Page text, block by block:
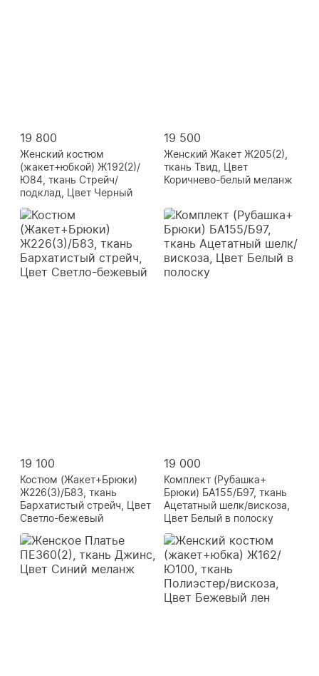
19 800
Женский костюм
(жакет+юбкой) Ж192(2)/
Ю84, ткань Стрейч/
подклад, Цвет Черный
19 500
Женский Жакет Ж205(2),
ткань Твид, Цвет
Коричнево-белый меланж
19 100
Костюм (Жакет+Брюки)
Ж226(3)/Б83, ткань
Бархатистый стрейч, Цвет
Светло-бежевый
19 000
Комплект (Рубашка+
Брюки) БА155/Б97, ткань
Ацетатный шелк/вискоза,
Цвет Белый в полоску